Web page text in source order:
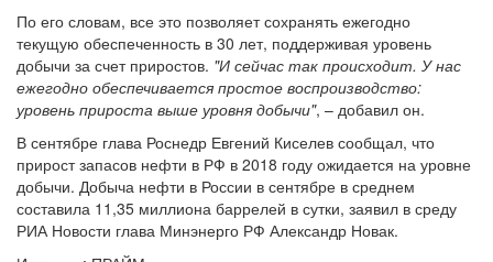
По его словам, все это позволяет сохранять ежегодно
текущую обеспеченность в 30 лет, поддерживая уровень
добычи за счет приростов. "И сейчас так происходит. У нас
ежегодно обеспечивается простое воспроизводство:
уровень прироста выше уровня добычи", – добавил он.
В сентябре глава Роснедр Евгений Киселев сообщал, что
прирост запасов нефти в РФ в 2018 году ожидается на уровне
добычи. Добыча нефти в России в сентябре в среднем
составила 11,35 миллиона баррелей в сутки, заявил в среду
РИА Новости глава Минэнерго РФ Александр Новак.